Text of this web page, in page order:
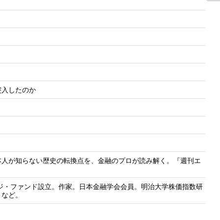
入したのか
が知らない歴史の転換点を、金融のプロが読み解く。『週刊エ
ファンド設立。作家。日本金融学会会員。明治大学株価指数研
ど。